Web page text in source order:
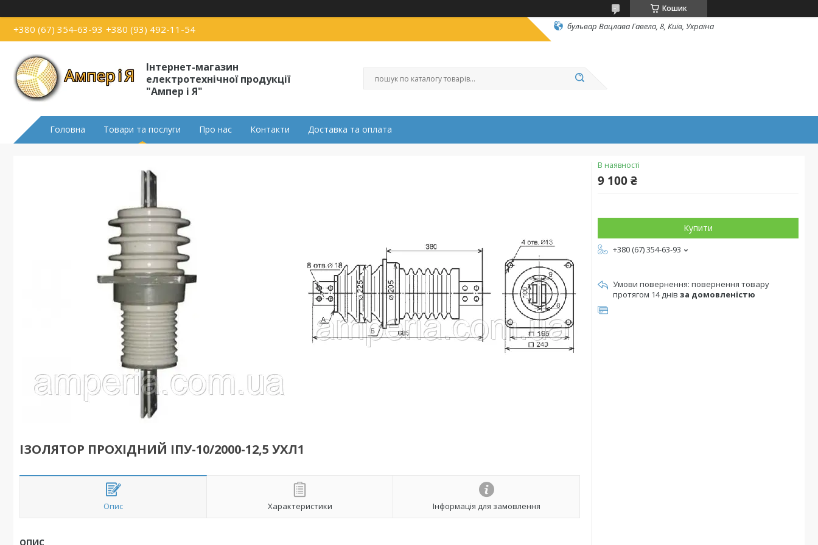
Кошик
+380 (67) 354-63-93 +380 (93) 492-11-54 бульвар Вацлава Гавела, 8, Київ, Україна
Інтернет-магазин
електротехнічної продукції
"Ампер і Я"
Головна Товари та послуги Про нас Контакти Доставка та оплата
ІЗОЛЯТОР ПРОХІДНИЙ ІПУ-10/2000-12,5 УХЛ1
Опис Характеристики Інформація для замовлення
ОПИС
В наявності
9 100 ₴
Купити
+380 (67) 354-63-93
повернення товару
протягом 14 днів за домовленістю